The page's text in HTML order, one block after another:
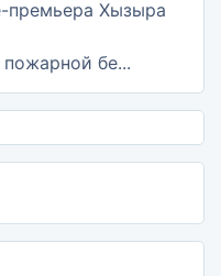
бе...